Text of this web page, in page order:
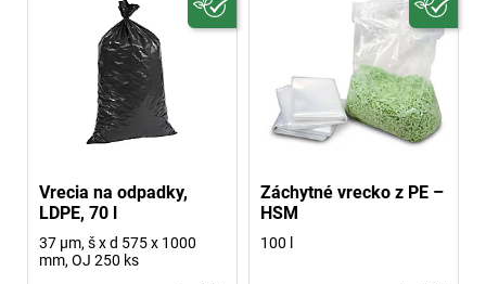
Vrecia na odpadky,
LDPE, 70 l
37 µm, š x d 575 x 1000
mm, OJ 250 ks
Záchytné vrecko z PE –
HSM
100 l